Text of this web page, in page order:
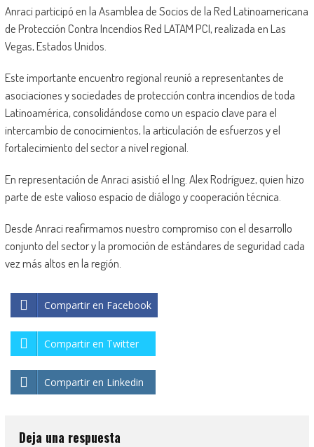
Anraci participó en la Asamblea de Socios de la Red Latinoamericana
de Protección Contra Incendios Red LATAM PCI, realizada en Las
Vegas, Estados Unidos.
Este importante encuentro regional reunió a representantes de
asociaciones y sociedades de protección contra incendios de toda
Latinoamérica, consolidándose como un espacio clave para el
intercambio de conocimientos, la articulación de esfuerzos y el
fortalecimiento del sector a nivel regional.
En representación de Anraci asistió el Ing. Alex Rodríguez, quien hizo
parte de este valioso espacio de diálogo y cooperación técnica.
Desde Anraci reafirmamos nuestro compromiso con el desarrollo
conjunto del sector y la promoción de estándares de seguridad cada
vez más altos en la región.
Compartir en Facebook
Compartir en Twitter
Compartir en Linkedin
Deja una respuesta